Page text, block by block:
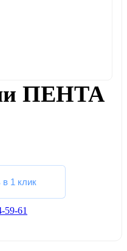
ПЕНТА
в 1 клик
59-61